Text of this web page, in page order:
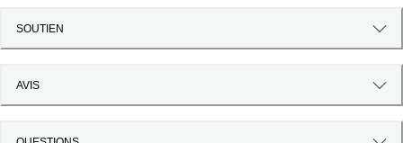
SOUTIEN
AVIS